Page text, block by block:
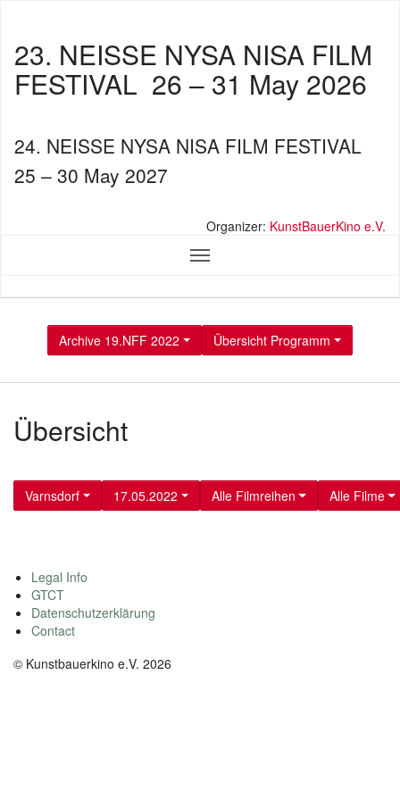
23. NEISSE NYSA NISA FILM
FESTIVAL 26 – 31 May 2026
24. NEISSE NYSA NISA FILM FESTIVAL
25 – 30 May 2027
Organizer: KunstBauerKino e.V.
Archive 19.NFF 2022 Übersicht Programm
Übersicht
Varnsdorf 17.05.2022 Alle Filmreihen Alle Filme
Legal Info
GTCT
Datenschutzerklärung
Contact
© Kunstbauerkino e.V. 2026